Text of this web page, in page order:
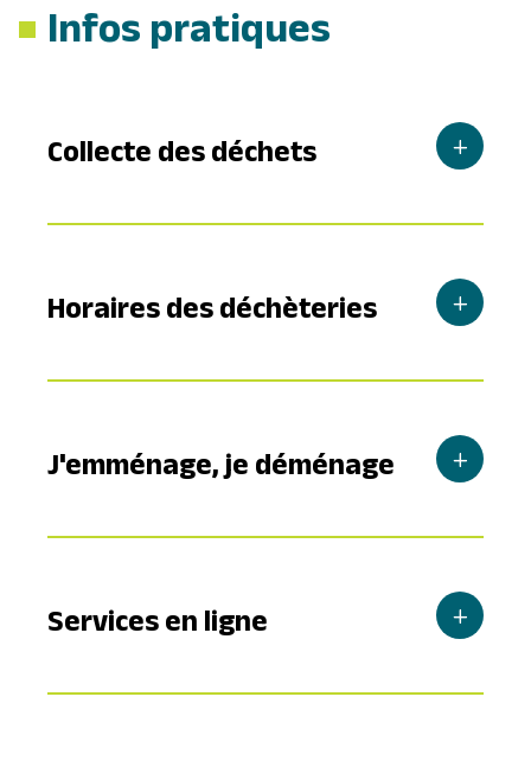
Infos pratiques
Collecte des déchets
Horaires des déchèteries
J'emménage, je déménage
Services en ligne